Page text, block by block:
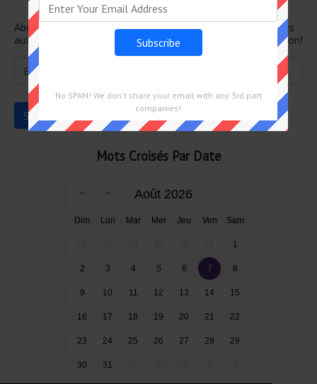
Abonnez-vous ci-dessous et recevez les dernières réponses
aux mots croisés directement dans votre boîte de réception!
Mots Croisés Par Date
Août 2026
Dim Lun Mar Mer Jeu Ven Sam
1
2 3 4 5 6 7 8
9 10 11 12 13 14 15
16 17 18 19 20 21 22
23 24 25 26 27 28 29
30 31
No SPAM! We don't share your email with any 3rd part
companies!